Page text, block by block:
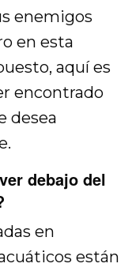
enemigos
en esta
aquí es
encontrado
desea
debajo del
en
están